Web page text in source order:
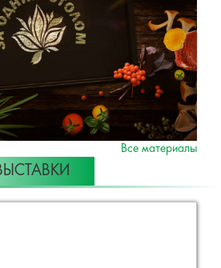
Все материалы